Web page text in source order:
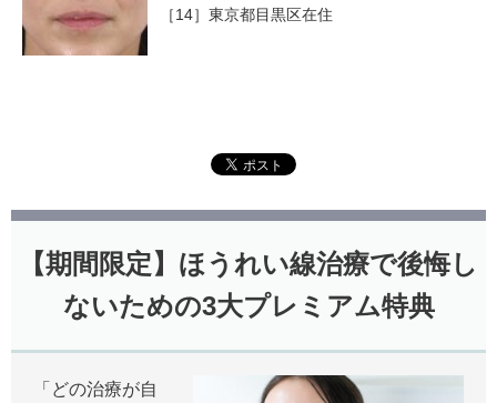
［14］東京都目黒区在住
【期間限定】ほうれい線治療で後悔し
ないための3大プレミアム特典
「どの治療が自